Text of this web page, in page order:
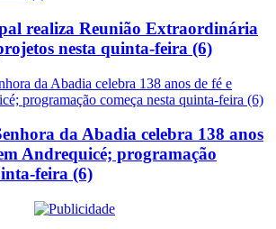
realiza Reunião Extraordinária
nesta quinta-feira (6)
da Abadia celebra 138 anos
Andrequicé; programação
feira (6)